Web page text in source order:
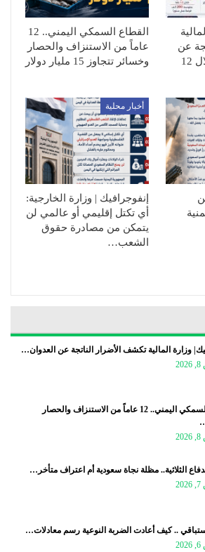
عن
العدوان والحصار خلال 12
القطاع السمكي اليمني.. 12
عاماً من الاستنزاف والحصار
وخسائر تتجاوز 15 مليار دولار
أخبار محلية
إنفوجرافيك | وزارة الخارجية:
أي تكتل إقليمي أو عالمي لن
يتمكن من مصادرة حقوق
الشعب…
وزارة المالية تكشف الأضرار الناتجة عن العدوان…
القطاع السمكي اليمني.. 12 عاماً من الاستنزاف والحصار
الثلاثية.. مظلة نجاة سعودية أم اعتراف متأخر…
.. كيف أعادت الضربة النوعية رسم معادلات…